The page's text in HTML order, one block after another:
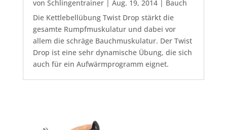
von Schlingentrainer| Aug. 19, 2014| Bauch
Die Kettlebellübung Twist Drop stärkt die
gesamte Rumpfmuskulatur und dabei vor
allem die schräge Bauchmuskulatur. Der Twist
Drop ist eine sehr dynamische Übung, die sich
auch für ein Aufwärmprogramm eignet.